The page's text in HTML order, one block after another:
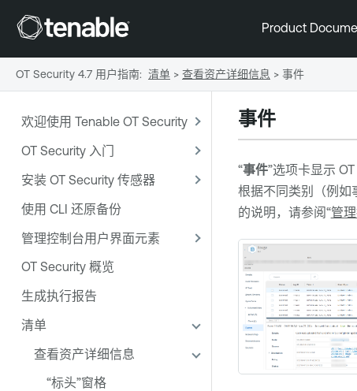
Product
欢迎使用 Tenable OT Security
OT Security 入门
安装 OT Security 传感器
使用 CLI 还原备份
管理控制台用户界面元素
OT Security 概览
生成执行报告
清单
查看资产详细信息
“标头”窗格
事件
“事件”选项卡显示
根据不同类别（例如
的说明，请参阅“管
OT Security 4.7 用户指南: 清单 > 查看资产详细信息 > 事件